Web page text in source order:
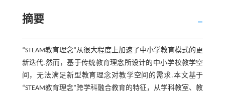
摘要
“STEAM教育理念”从很大程度上加速了中小学教育模式的更
新迭代.然而，基于传统教育理念所设计的中小学校教学空
间，无法满足新型教育理念对教学空间的需求.本文基于
“STEAM教育理念”跨学科融合教育的特征，从学科教室、教